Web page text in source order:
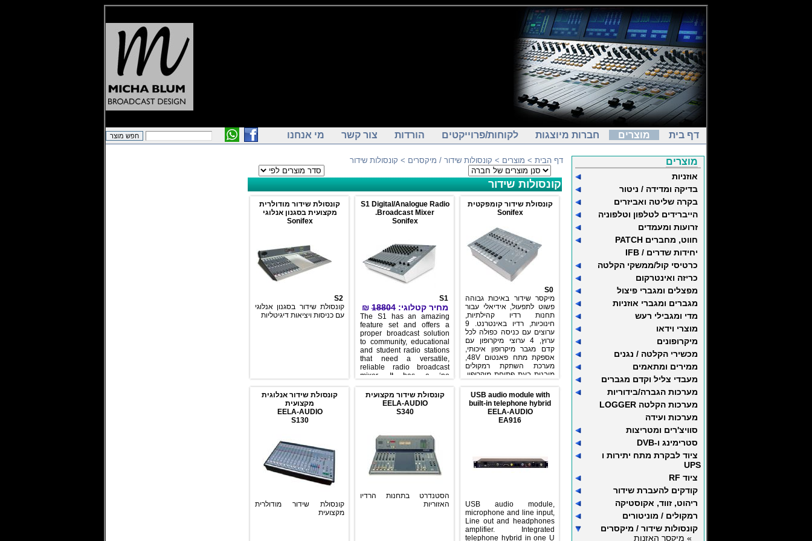
דף בית מוצרים חברות מיוצגות לקוחות/פרוייקטים הורדות צור קשר מי אנחנו
מוצרים
אוזניות
בדיקה ומדידה / ניטור
בקרה שליטה ואביזרים
הייברידים לטלפון וטלפוניה
זרועות ומעמדים
חווט, מחברים PATCH
יחידות שדרים / IFB
כרטיסי קול/ממשקי הקלטה
כריזה ואינטרקום
מפצלים ומגברי פיצול
מגברים ומגברי אוזניות
מדי ומגבילי רעש
מוצרי וידאו
מיקרופונים
מכשירי הקלטה / נגנים
ממירים ומתאמים
מעבדי צליל וקדם מגברים
מערכות הגברה/בידוריות
מערכות הקלטה LOGGER
מערכות ועידה
סוויצ'רים ומטריצות
סטרימינג ו-DVB
ציוד לבקרת מתח יתירות ו
UPS
ציוד RF
קודקים להעברת שידור
ריהוט, זווד, אקוסטיקה
רמקולים / מוניטורים
קונסולות שידור / מיקסרים
» מיקסר האזנות
דף הבית > מוצרים > קונסולות שידור / מיקסרים > קונסולות שידור
קונסולות שידור
קונסולת שידור קומפקטית
Sonifex
S0
מיקסר שידור באיכות גבוהה
פשוט לתפעול, אידיאלי עבור
תחנות רדיו קהילתיות,
חינוכיות, רדיו באינטרנט. 9
ערוצים עם כניסה כפולה לכל
ערוץ, 4 ערוצי מיקרופון עם
קדם מגבר מיקרופון איכותי,
אספקת מתח פאנטום 48V,
מערכת השתקת רמקולים
מובנית בעת פתיחת מיקרופון,
לביצוע שיחות טלפון עם
מאזינים, שקע 3.5 מ"מ
יציאת USB המאפשרת
הקלטה והשמעה מהמחשב.
100mm, אפשרות שליחה ל
PGM & REC ועוד..
S1 Digital/Analogue Radio
Broadcast Mixer.
Sonifex
S1
מחיר קטלוגי:18804
₪
The S1 has an amazing
feature set and offers a
proper broadcast solution
to community, educational
and student radio stations
that need a versatile,
reliable radio broadcast
mixer. It has a ‘no
approach with excellent
mic amps, comprehensive
facilities & simple, reliable
קונסולת שידור מודולרית
מקצועית בסגנון אנלוגי
Sonifex
S2
קונסולת שידור בסגנון אנלוגי
עם כניסות ויציאות דיגיטליות
USB audio module with
built-in telephone hybrid
EELA-AUDIO
EA916
USB audio module,
microphone and line input,
Line out and headphones
amplifier. Integrated
telephone hybrid in one U
קונסולת שידור מקצועית
EELA-AUDIO
S340
הסטנדרט בתחנות הרדיו
האזוריות
קונסולת שידור אנלוגית
מקצועית
EELA-AUDIO
S130
קונסולת שידור מודולרית
מקצועית